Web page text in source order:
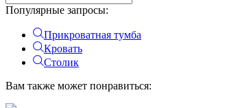
Популярные запросы:
Прикроватная тумба
Кровать
Столик
Вам также может понравиться: